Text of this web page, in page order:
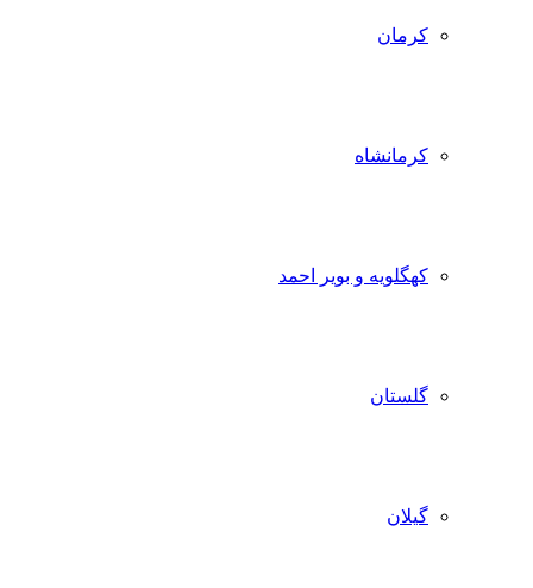
کرمان
کرمانشاه
کهگلویه و بویر احمد
گلستان
گیلان